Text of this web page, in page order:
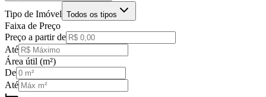
Tipo de Imóvel Todos os tipos
Faixa de Preço
Preço a partir de
Até
Área útil (m²)
De
Até